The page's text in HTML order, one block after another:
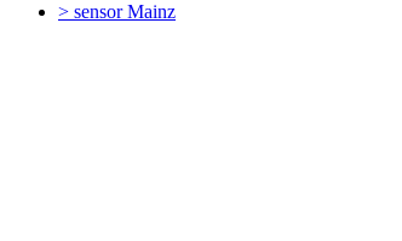
> sensorMainz